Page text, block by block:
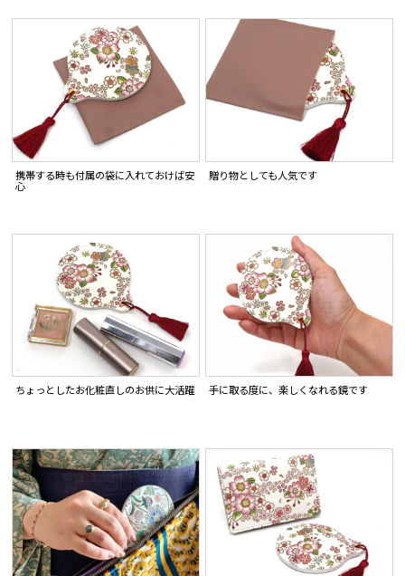
携帯する時も付属の袋に入れておけば安
心
贈り物としても人気です
ちょっとしたお化粧直しのお供に大活躍 手に取る度に、楽しくなれる鏡です